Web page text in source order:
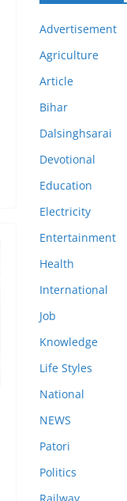
Advertisement
Agriculture
Article
Bihar
Dalsinghsarai
Devotional
Education
Electricity
Entertainment
Health
International
Job
Knowledge
Life Styles
National
NEWS
Patori
Politics